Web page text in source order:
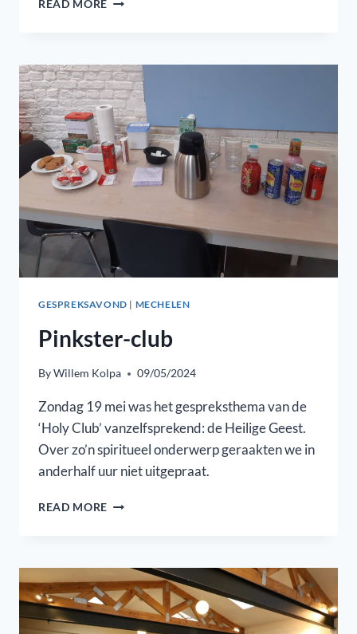
READ MORE
GESPREKSAVOND | MECHELEN
Pinkster-club
ByWillem Kolpa 09/05/2024
Zondag 19 mei was het gespreksthema van de
‘Holy Club’ vanzelfsprekend: de Heilige Geest.
Over zo’n spiritueel onderwerp geraakten we in
anderhalf uur niet uitgepraat.
READ MORE PINKSTER-